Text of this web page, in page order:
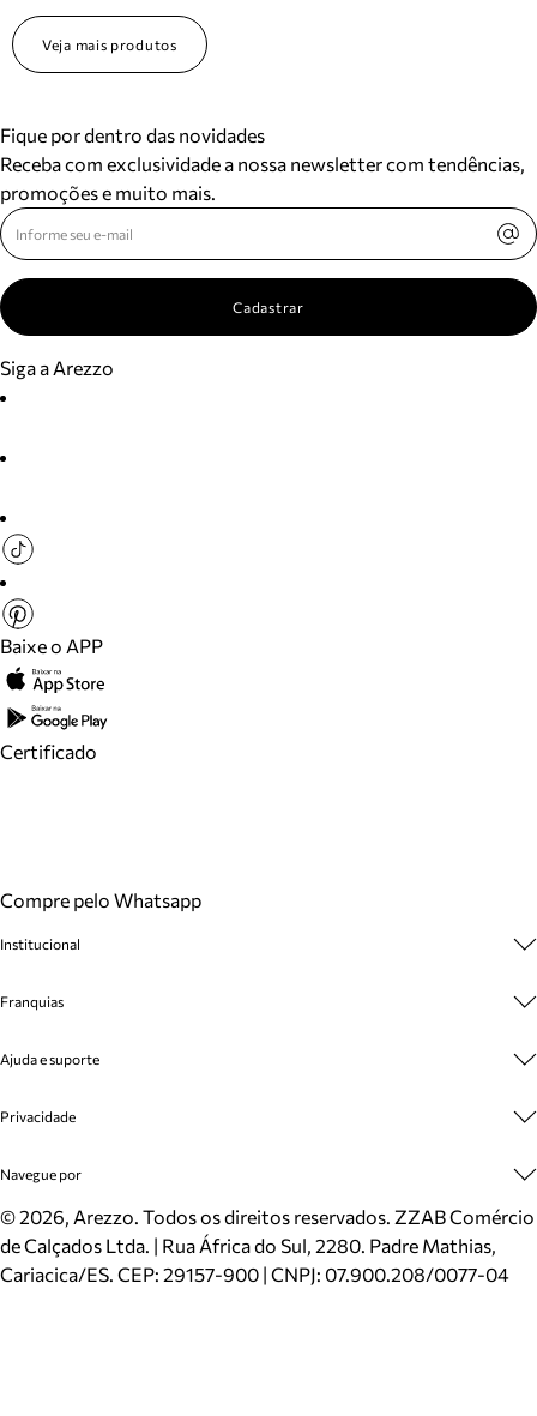
Veja mais produtos
Fique por dentro das novidades
Receba com exclusividade a nossa newsletter com tendências,
promoções e muito mais.
Cadastrar
Siga a Arezzo
Baixe o APP
Certificado
Compre pelo Whatsapp
Institucional
Cashback
Venda Corporativa
Mapa do Site
Inverno
Mundo Arezzo
Franquias
Plano de Negócio
Ajuda e suporte
Cadastro
Meus Pedidos
Trocas e Devoluções
Cartão Presente
Localizador de lojas
Privacidade
Politica e Privacidade
Navegue por
Sapatos
Bolsas
Scarpins
©2026, Arezzo. Todos os direitos reservados. ZZAB Comércio
de Calçados Ltda. | Rua África do Sul, 2280. Padre Mathias,
Cariacica/ES. CEP: 29157-900 | CNPJ: 07.900.208/0077-04